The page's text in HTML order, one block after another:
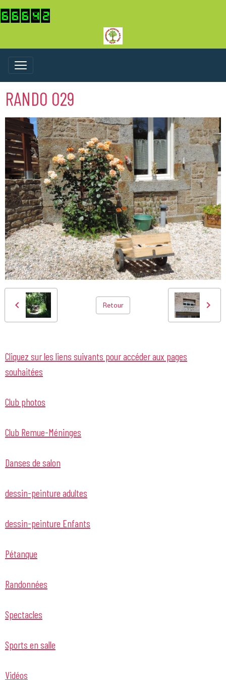
RANDO 029
Retour
Cliquez sur les liens suivants pour accéder aux pages
souhaitées
Club photos
Club Remue-Méninges
Danses de salon
dessin-peinture adultes
dessin-peinture Enfants
Pétanque
Randonnées
Spectacles
Sports en salle
Vidéos